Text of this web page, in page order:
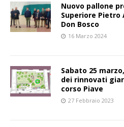
Nuovo pallone
Superiore Pietro
Don Bosco
16 Marzo 2024
Sabato 25
dei rinnovati
corso Piave
27 Febbraio 2023